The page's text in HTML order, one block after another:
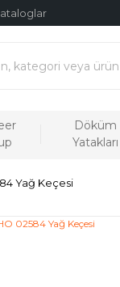
Döküm
Yatakları
Yağ Keçesi